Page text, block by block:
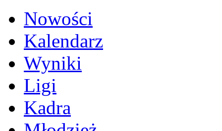
Nowości
Kalendarz
Wyniki
Ligi
Kadra